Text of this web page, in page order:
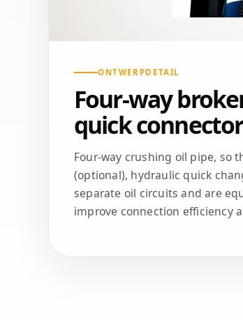
ONTWERPDETAIL
Four-way
quick connector
Four-way crushing oil pipe, so
(optional), hydraulic quick
separate oil circuits and are
improve connection efficiency